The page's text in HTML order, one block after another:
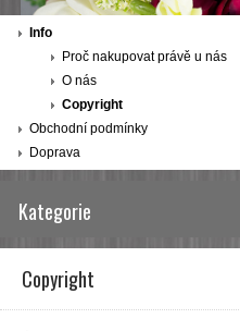
Info
Proč nakupovat právě u nás
O nás
Copyright
Obchodní podmínky
Doprava
Kategorie
Copyright